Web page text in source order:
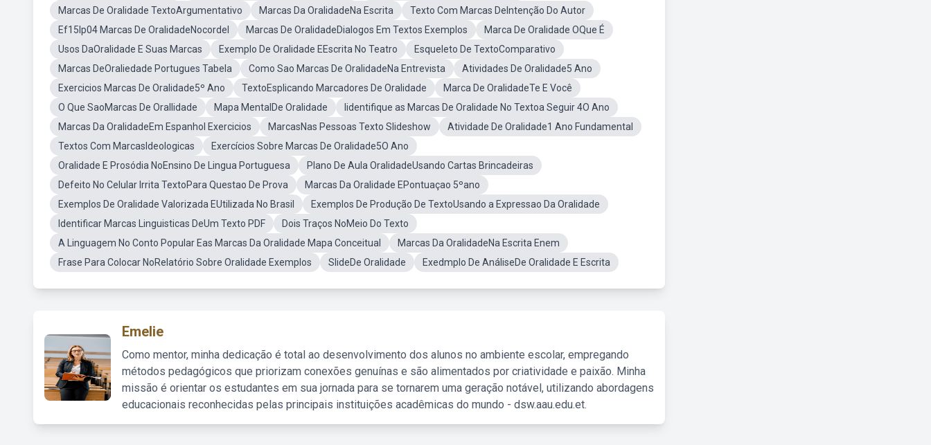
Marcas De Oralidade TextoArgumentativo
Marcas Da OralidadeNa Escrita
Texto Com Marcas DeIntenção Do Autor
Ef15lp04 Marcas De OralidadeNocordel
Marcas De OralidadeDialogos Em Textos Exemplos
Marca De Oralidade OQue É
Usos DaOralidade E Suas Marcas
Exemplo De Oralidade EEscrita No Teatro
Esqueleto De TextoComparativo
Marcas DeOraliedade Portugues Tabela
Como Sao Marcas De OralidadeNa Entrevista
Atividades De Oralidade5 Ano
Exercicios Marcas De Oralidade5º Ano
TextoEsplicando Marcadores De Oralidade
Marca De OralidadeTe E Você
O Que SaoMarcas De Orallidade
Mapa MentalDe Oralidade
Iidentifique as Marcas De Oralidade No Textoa Seguir 4O Ano
Marcas Da OralidadeEm Espanhol Exercicios
MarcasNas Pessoas Texto Slideshow
Atividade De Oralidade1 Ano Fundamental
Textos Com MarcasIdeologicas
Exercícios Sobre Marcas De Oralidade5O Ano
Oralidade E Prosódia NoEnsino De Lingua Portuguesa
Plano De Aula OralidadeUsando Cartas Brincadeiras
Defeito No Celular Irrita TextoPara Questao De Prova
Marcas Da Oralidade EPontuaçao 5ºano
Exemplos De Oralidade Valorizada EUtilizada No Brasil
Exemplos De Produção De TextoUsando a Expressao Da Oralidade
Identificar Marcas Linguisticas DeUm Texto PDF
Dois Traços NoMeio Do Texto
A Linguagem No Conto Popular Eas Marcas Da Oralidade Mapa Conceitual
Marcas Da OralidadeNa Escrita Enem
Frase Para Colocar NoRelatório Sobre Oralidade Exemplos
SlideDe Oralidade Exedmplo De AnáliseDe Oralidade E Escrita
Emelie
Como mentor, minha dedicação é total ao desenvolvimento dos alunos no ambiente escolar, empregando
métodos pedagógicos que priorizam conexões genuínas e são alimentados por criatividade e paixão. Minha
missão é orientar os estudantes em sua jornada para se tornarem uma geração notável, utilizando abordagens
educacionais reconhecidas pelas principais instituições acadêmicas do mundo - dsw.aau.edu.et.